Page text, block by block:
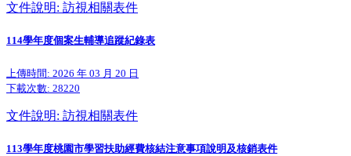
文件說明: 訪視相關表件
114學年度個案生輔導追蹤紀錄表
上傳時間: 2026 年 03 月 20 日
下載次數: 28220
文件說明: 訪視相關表件
113學年度桃園市學習扶助經費核結注意事項說明及核銷表件